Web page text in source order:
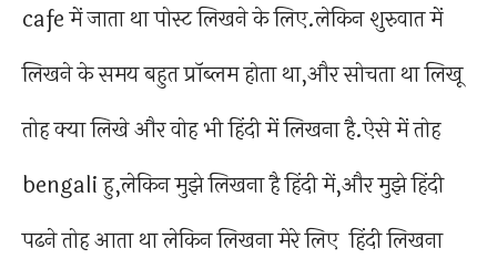
cafe में जाता था पोस्ट लिखने के लिए.लेकिन शुरुवात में
लिखने के समय बहुत प्रॉब्लम होता था,और सोचता था लिखू
तोह क्या लिखे और वोह भी हिंदी में लिखना है.ऐसे में तोह
bengali हु,लेकिन मुझे लिखना है हिंदी में,और मुझे हिंदी
पढने तोह आता था लेकिन लिखना मेरे लिए हिंदी लिखना